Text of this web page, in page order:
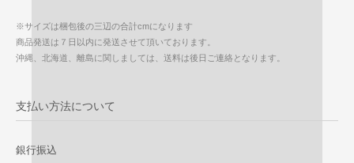
※サイズは梱包後の三辺の合計cmになります
商品発送は７日以内に発送させて頂いております。
沖縄、北海道、離島に関しましては、送料は後日ご連絡となります。
支払い方法について
銀行振込